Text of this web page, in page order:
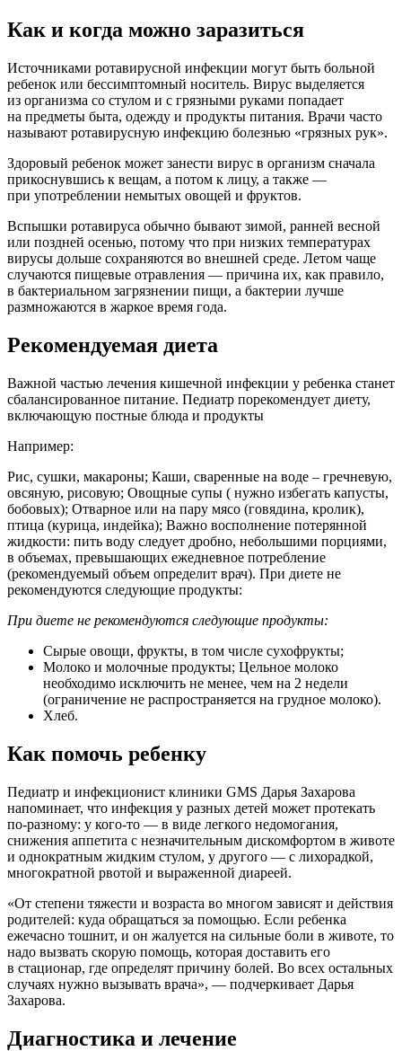
Как и когда можно заразиться
Источниками ротавирусной инфекции могут быть больной
ребенок или бессимптомный носитель. Вирус выделяется
из организма со стулом и с грязными руками попадает
на предметы быта, одежду и продукты питания. Врачи часто
называют ротавирусную инфекцию болезнью «грязных рук».
Здоровый ребенок может занести вирус в организм сначала
прикоснувшись к вещам, а потом к лицу, а также —
при употреблении немытых овощей и фруктов.
Вспышки ротавируса обычно бывают зимой, ранней весной
или поздней осенью, потому что при низких температурах
вирусы дольше сохраняются во внешней среде. Летом чаще
случаются пищевые отравления — причина их, как правило,
в бактериальном загрязнении пищи, а бактерии лучше
размножаются в жаркое время года.
Рекомендуемая диета
Важной частью лечения кишечной инфекции у ребенка станет
сбалансированное питание. Педиатр порекомендует диету,
включающую постные блюда и продукты
Например:
Рис, сушки, макароны; Каши, сваренные на воде – гречневую,
овсяную, рисовую; Овощные супы ( нужно избегать капусты,
бобовых); Отварное или на пару мясо (говядина, кролик),
птица (курица, индейка); Важно восполнение потерянной
жидкости: пить воду следует дробно, небольшими порциями,
в объемах, превышающих ежедневное потребление
(рекомендуемый объем определит врач). При диете не
рекомендуются следующие продукты:
При диете не рекомендуются следующие продукты:
Сырые овощи, фрукты, в том числе сухофрукты;
Молоко и молочные продукты; Цельное молоко
необходимо исключить не менее, чем на 2 недели
(ограничение не распространяется на грудное молоко).
Хлеб.
Как помочь ребенку
Педиатр и инфекционист клиники GMS Дарья Захарова
напоминает, что инфекция у разных детей может протекать
по-разному: у кого-то — в виде легкого недомогания,
снижения аппетита с незначительным дискомфортом в животе
и однократным жидким стулом, у другого — с лихорадкой,
многократной рвотой и выраженной диареей.
«От степени тяжести и возраста во многом зависят и действия
родителей: куда обращаться за помощью. Если ребенка
ежечасно тошнит, и он жалуется на сильные боли в животе, то
надо вызвать скорую помощь, которая доставить его
в стационар, где определят причину болей. Во всех остальных
случаях нужно вызывать врача», — подчеркивает Дарья
Захарова.
Диагностика и лечение